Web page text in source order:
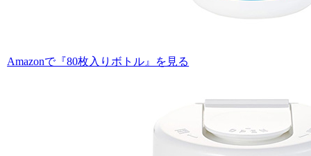
Amazonで『80枚入りボトル』を見る